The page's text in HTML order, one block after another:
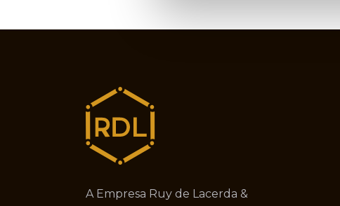
A Empresa Ruy de Lacerda &